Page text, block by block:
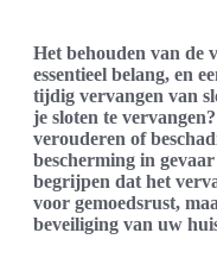
Het behouden van de
essentieel belang, en
tijdig vervangen van
je sloten te
verouderen of
bescherming in
begrijpen dat het
voor gemoedsrust,
beveiliging van uw